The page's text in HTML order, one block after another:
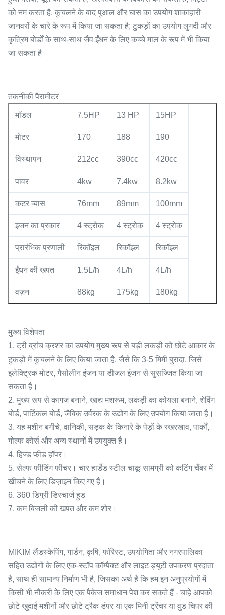
को नम करता है, कुचलने के बाद पुआल और घास का उपयोग शाकाहारी
जानवरों के चारे के रूप में किया जा सकता है; टुकड़ों का उपयोग लुगदी और
कृत्रिम बोर्डों के साथ-साथ जैव ईंधन के लिए कच्चे माल के रूप में भी किया
जा सकता है
तकनीकी पैरामीटर
मॉडल 7.5HP 13 HP 15HP
मोटर 170 188 190
विस्थापन 212cc 390cc 420cc
पावर 4kw 7.4kw 8.2kw
कटर व्यास 76mm 89mm 100mm
इंजन का प्रकार 4 स्ट्रोक 4 स्ट्रोक 4 स्ट्रोक
प्रारंभिक प्रणाली रिकॉइल रिकॉइल रिकॉइल
ईंधन की खपत 1.5L/h 4L/h 4L/h
वज़न 88kg 175kg 180kg
मुख्य विशेषता
1. ट्री ब्रांच क्रशर का उपयोग मुख्य रूप से बड़ी लकड़ी को छोटे आकार के
टुकड़ों में कुचलने के लिए किया जाता है, जैसे कि 3-5 मिमी बुरादा, जिसे
इलेक्ट्रिक मोटर, गैसोलीन इंजन या डीजल इंजन से सुसज्जित किया जा
सकता है।
2. मुख्य रूप से कागज बनाने, खाद्य मशरूम, लकड़ी का कोयला बनाने, शेविंग
बोर्ड, पार्टिकल बोर्ड, जैविक उर्वरक के उद्योग के लिए उपयोग किया जाता है।
3. यह मशीन बगीचे, वानिकी, सड़क के किनारे के पेड़ों के रखरखाव, पार्कों,
गोल्फ कोर्स और अन्य स्थानों में उपयुक्त है।
4. हिंज्ड फीड हॉपर।
5. सेल्फ फीडिंग फीचर। चार हार्डेड स्टील चाकू सामग्री को कटिंग चैंबर में
खींचने के लिए डिज़ाइन किए गए हैं।
6. 360 डिग्री डिस्चार्ज हुड
7. कम बिजली की खपत और कम शोर।
MIKIM लैंडस्केपिंग, गार्डन, कृषि, फॉरेस्ट, उपयोगिता और नगरपालिका
सहित उद्योगों के लिए एक-स्टॉप कॉम्पैक्ट और लाइट ड्यूटी उपकरण प्रदाता
है, साथ ही सामान्य निर्माण भी है, जिसका अर्थ है कि हम इन अनुप्रयोगों में
किसी भी नौकरी के लिए एक पैकेज समाधान पेश कर सकते हैं - चाहे आपको
छोटे खुदाई मशीनों और छोटे ट्रैक डंपर या एक मिनी ट्रेंचर या वुड चिपर की